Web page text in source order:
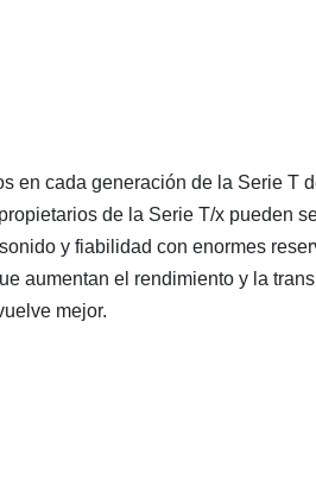
en cada generación de la Serie
de la Serie T/x pueden
y fiabilidad con enormes
aumentan el rendimiento y la
mejor.